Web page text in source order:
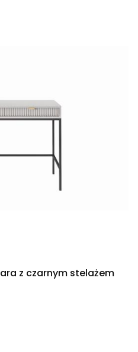
z czarnym stelażem